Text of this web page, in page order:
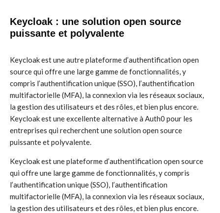
Keycloak : une solution open source
puissante et polyvalente
Keycloak est une autre plateforme d’authentification open
source qui offre une large gamme de fonctionnalités, y
compris l’authentification unique (SSO), l’authentification
multifactorielle (MFA), la connexion via les réseaux sociaux,
la gestion des utilisateurs et des rôles, et bien plus encore.
Keycloak est une excellente alternative à Auth0 pour les
entreprises qui recherchent une solution open source
puissante et polyvalente.
Keycloak est une plateforme d’authentification open source
qui offre une large gamme de fonctionnalités, y compris
l’authentification unique (SSO), l’authentification
multifactorielle (MFA), la connexion via les réseaux sociaux,
la gestion des utilisateurs et des rôles, et bien plus encore.